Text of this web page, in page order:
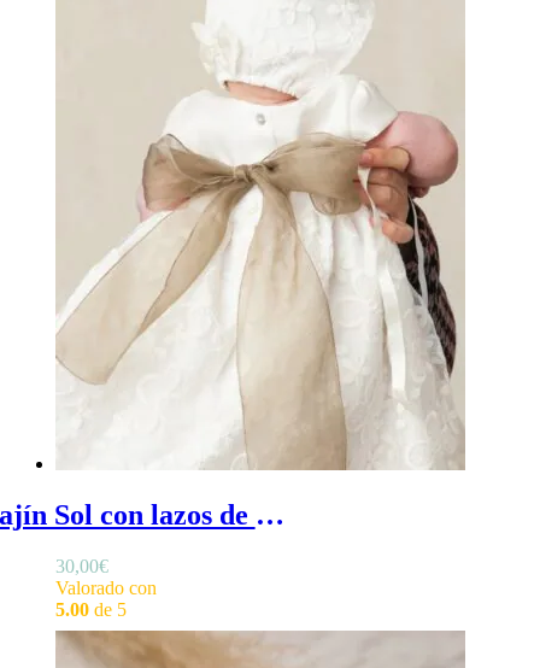
Fajín Sol con lazos de organza de bebé - Fajín bebé de organza semitransparente
30,00€
Valorado con
5.00 de 5